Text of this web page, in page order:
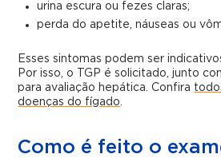
urina escura ou fezes claras;
perda do apetite, náuseas ou
Esses sintomas podem ser
Por isso, o TGP é solicitado, junto
para avaliação hepática. Confira
doenças do fígado.
Como é feito o